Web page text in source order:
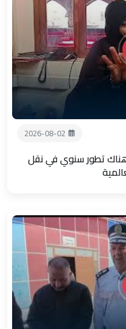
2026-08-02
:هناك تطور سنوي في نقل